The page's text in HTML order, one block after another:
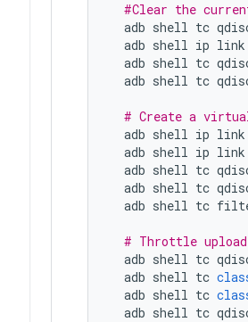
#Clear the
adb shell tc
adb shell ip link
adb shell tc
adb shell tc
# Create a
adb shell ip link
adb shell ip link
adb shell tc
adb shell tc
adb shell tc
# Throttle
adb shell tc
adb shell tc
adb shell tc
adb shell tc